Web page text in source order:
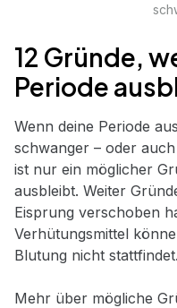
12 Gründe,
Periode
Wenn deine Periode
schwanger – oder
ist nur ein möglicher
ausbleibt. Weiter
Eisprung verschoben
Verhütungsmittel
Blutung nicht stattfindet.
Mehr über mögliche